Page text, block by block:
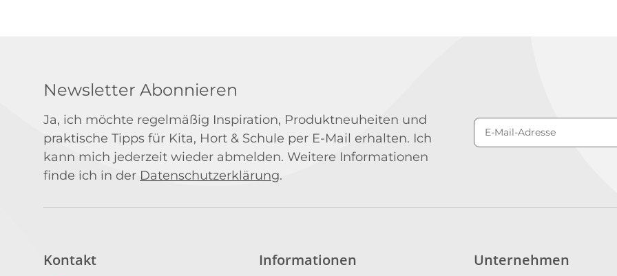
Newsletter Abonnieren
Ja, ich möchte regelmäßig Inspiration, Produktneuheiten und
praktische Tipps für Kita, Hort & Schule per E-Mail erhalten. Ich
kann mich jederzeit wieder abmelden. Weitere Informationen
finde ich in der Datenschutzerklärung.
Kontakt Informationen Unternehmen